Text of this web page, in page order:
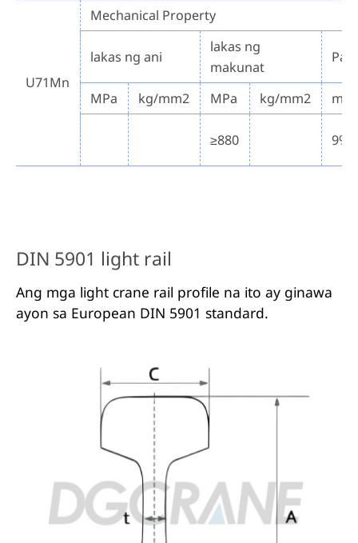
U71Mn
Mechanical Property
lakas ng ani
lakas ng
makunat
MPa kg/mm2 MPa kg/mm2 min
≥880 9%
DIN 5901 light rail
Ang mga light crane rail profile na ito ay ginawa
ayon sa European DIN 5901 standard.